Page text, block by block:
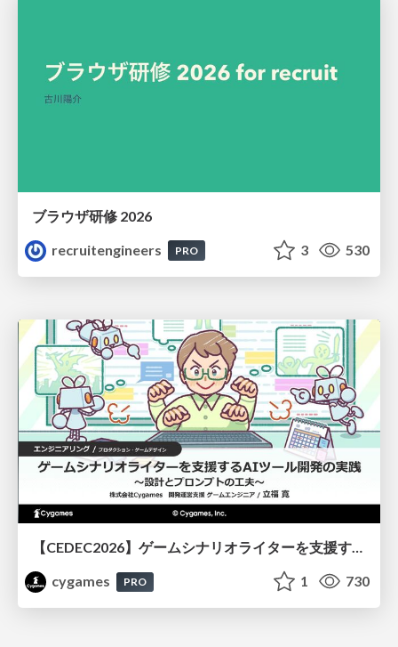
ブラウザ研修 2026
recruitengineers
PRO 3 530
【CEDEC2026】ゲームシナリオライターを支援するAIツール開発の実践 ― 設計とプロンプトの工夫 ―
cygames
PRO 1 730